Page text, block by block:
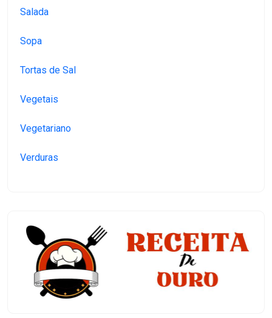
Salada
Sopa
Tortas de Sal
Vegetais
Vegetariano
Verduras